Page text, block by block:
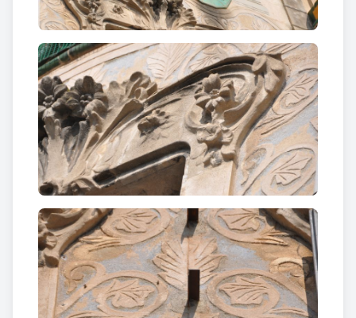
tribuna descoberta al centre, tot presidint els
quatre finestrals que la flanquegen: dos
d’arquitravats al segon pis i dos amb arc apuntat a
la primera planta. Aquest
cairemedievalitzanttambé es veu reflexat en les
portes dels dos terrats del primer pis situats a
costat i costat de la façana, que compten amb una
barana ondulada resseguint el sortint de mitja
lluna. En canvi, els terrats amb sortint rectangular,
forma, i l’obertura suportada per una arquitrau.
Casa Casalé
Finalment, ens cal destacar aquesta casa ambjardí
contiguque difereix de la resta dels edificis de